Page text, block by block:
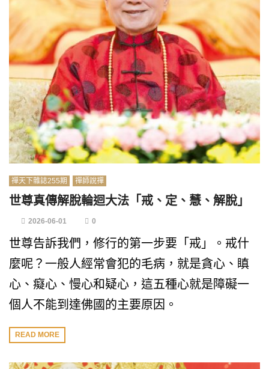
禪天下雜誌255期 禪師說禪
世尊真傳解脫輪迴大法「戒、定、慧、解脫」
2026-06-01 0
世尊告訴我們，修行的第一步要「戒」。戒什
麼呢？一般人經常會犯的毛病，就是貪心、瞋
心、癡心、慢心和疑心，這五種心就是障礙一
個人不能到達佛國的主要原因。
READ MORE